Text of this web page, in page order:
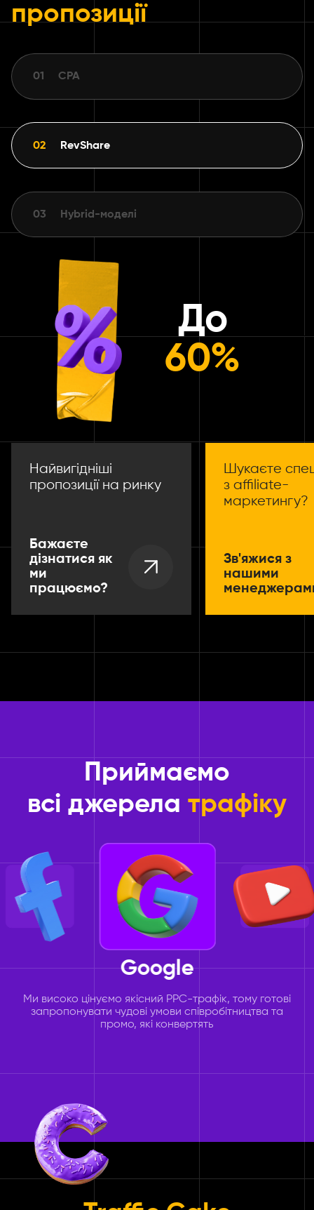
пропозиції
01 CPA
02 RevShare
03 Hybrid-моделі
До
60%
Найвигідніші
пропозиції на ринку
Бажаєте
дізнатися як
ми
працюємо?
Шукаєте
з affiliate-
маркетингу?
Зв'яжися з
нашими
Приймаємо
всі джерела трафіку
Google Youtube
Також ми працюємо зі стрімерами та YouTube-
блогерами, якi відкритi до співпраці. Із задоволенням
розглянемо кожного автора контенту для роботи з